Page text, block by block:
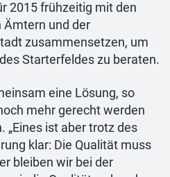
2015 frühzeitig mit den
und der
zusammensetzen, um
Starterfeldes zu beraten.
eine Lösung, so
mehr gerecht werden
„Eines ist aber trotz des
klar: Die Qualität muss
bleiben wir bei der